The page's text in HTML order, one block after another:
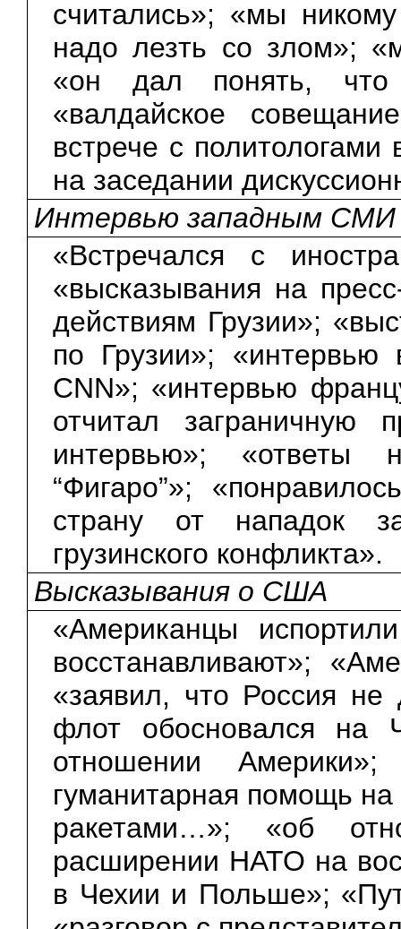
считались»; «мы
надо лезть со злом»;
«он дал понять,
«валдайское
встрече с
на заседании
Интервью западным СМИ
«Встречался с
«высказывания на
действиям Грузии»;
по Грузии»; «интервью
CNN»; «интервью
отчитал заграничную
интервью»; «ответы
“Фигаро”»;
страну от нападок
грузинского конфликта».
Высказывания о США
«Американцы
восстанавливают»;
«заявил, что Россия не
флот обосновался на
отношении
гуманитарная помощь
ракетами…»; «об
расширении НАТО на
в Чехии и Польше»;